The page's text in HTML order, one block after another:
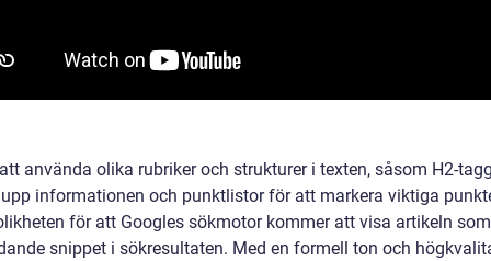
använda olika rubriker och strukturer i texten, såsom H2-
informationen och punktlistor för att markera viktiga
för att Googles sökmotor kommer att visa artikeln
snippet i sökresultaten. Med en formell ton och